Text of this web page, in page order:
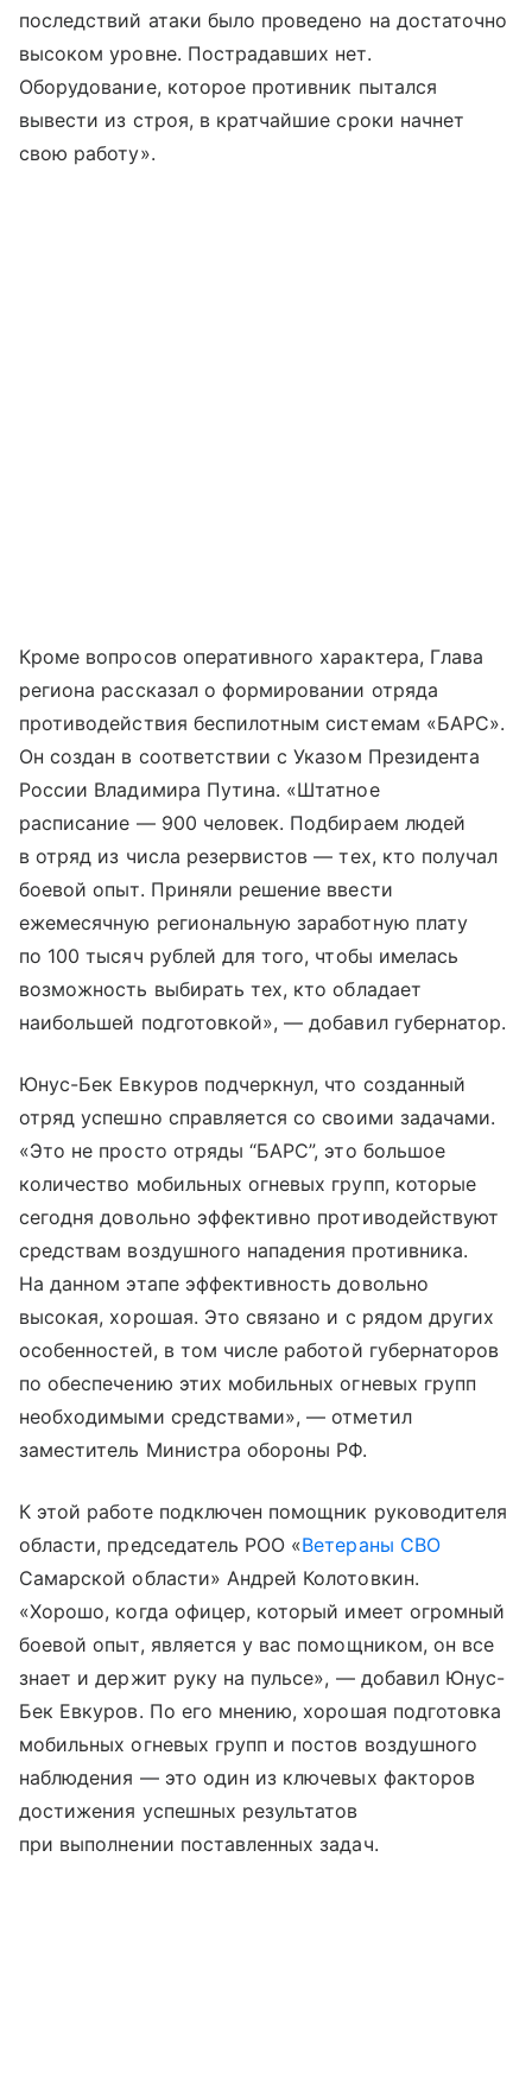
последствий атаки было проведено на достаточно
высоком уровне. Пострадавших нет.
Оборудование, которое противник пытался
вывести из строя, в кратчайшие сроки начнет
свою работу».
Кроме вопросов оперативного характера, Глава
региона рассказал о формировании отряда
противодействия беспилотным системам «БАРС».
Он создан в соответствии с Указом Президента
России Владимира Путина. «Штатное
расписание — 900 человек. Подбираем людей
в отряд из числа резервистов — тех, кто получал
боевой опыт. Приняли решение ввести
ежемесячную региональную заработную плату
по 100 тысяч рублей для того, чтобы имелась
возможность выбирать тех, кто обладает
наибольшей подготовкой», — добавил губернатор.
Юнус-Бек Евкуров подчеркнул, что созданный
отряд успешно справляется со своими задачами.
«Это не просто отряды “БАРС”, это большое
количество мобильных огневых групп, которые
сегодня довольно эффективно противодействуют
средствам воздушного нападения противника.
На данном этапе эффективность довольно
высокая, хорошая. Это связано и с рядом других
особенностей, в том числе работой губернаторов
по обеспечению этих мобильных огневых групп
необходимыми средствами», — отметил
заместитель Министра обороны РФ.
К этой работе подключен помощник руководителя
области, председатель РОО «Ветераны СВО
Самарской области» Андрей Колотовкин.
«Хорошо, когда офицер, который имеет огромный
боевой опыт, является у вас помощником, он все
знает и держит руку на пульсе», — добавил Юнус-
Бек Евкуров. По его мнению, хорошая подготовка
мобильных огневых групп и постов воздушного
наблюдения — это один из ключевых факторов
достижения успешных результатов
при выполнении поставленных задач.